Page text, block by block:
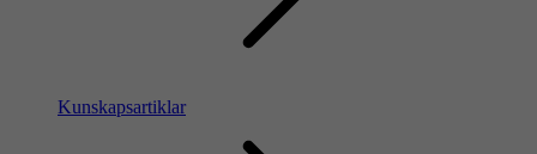
Kunskapsartiklar